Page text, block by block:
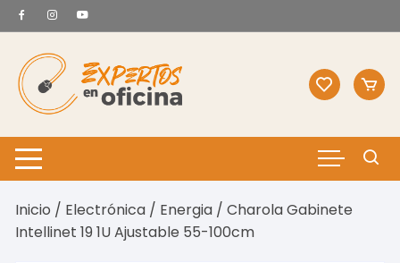
Saltar
al
contenido
Inicio / Electrónica / Energia / Charola Gabinete
Intellinet 19 1U Ajustable 55-100cm